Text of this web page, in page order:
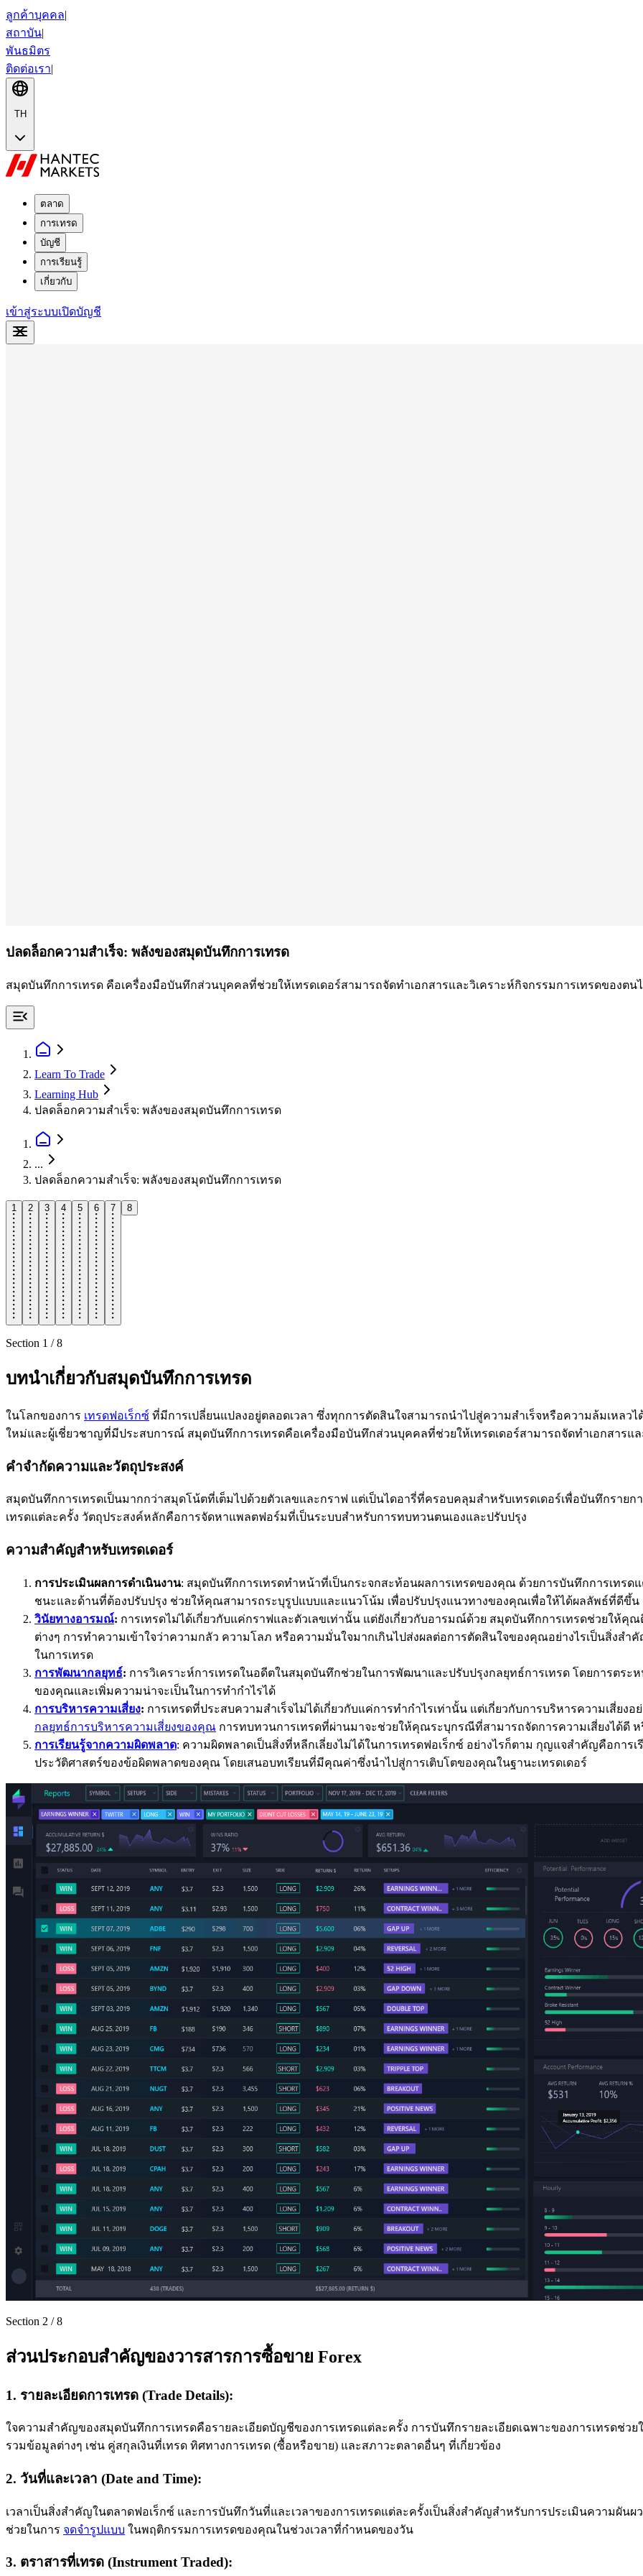
ลูกค้าบุคคล|
สถาบัน|
พันธมิตร
ติดต่อเรา|
TH
ตลาด
การเทรด
บัญชี
การเรียนรู้
เกี่ยวกับ
เข้าสู่ระบบเปิดบัญชี
ปลดล็อกความสำเร็จ: พลังของสมุดบันทึกการเทรด
สมุดบันทึกการเทรด คือเครื่องมือบันทึกส่วนบุคคลที่ช่วยให้เทรดเดอร์สามารถจัดทำเอกสารและวิเคราะห์กิจกรรมการเทรดของตน
Learn To Trade
Learning Hub
ปลดล็อกความสำเร็จ: พลังของสมุดบันทึกการเทรด
...
ปลดล็อกความสำเร็จ: พลังของสมุดบันทึกการเทรด
1 2 3 4 5 6 7 8
Section 1 /8
บทนำเกี่ยวกับสมุดบันทึกการเทรด
ในโลกของการ เทรดฟอเร็กซ์ ที่มีการเปลี่ยนแปลงอยู่ตลอดเวลา ซึ่งทุกการตัดสินใจสามารถนำไปสู่ความสำเร็จหรือความล้มเหล
ใหม่และผู้เชี่ยวชาญที่มีประสบการณ์ สมุดบันทึกการเทรดคือเครื่องมือบันทึกส่วนบุคคลที่ช่วยให้เทรดเดอร์สามารถจัดทำเอกสารแล
คำจำกัดความและวัตถุประสงค์
สมุดบันทึกการเทรดเป็นมากกว่าสมุดโน้ตที่เต็มไปด้วยตัวเลขและกราฟ แต่เป็นไดอารี่ที่ครอบคลุมสำหรับเทรดเดอร์เพื่อบันทึกราย
เทรดแต่ละครั้ง วัตถุประสงค์หลักคือการจัดหาแพลตฟอร์มที่เป็นระบบสำหรับการทบทวนตนเองและปรับปรุง
ความสำคัญสำหรับเทรดเดอร์
การประเมินผลการดำเนินงาน: สมุดบันทึกการเทรดทำหน้าที่เป็นกระจกสะท้อนผลการเทรดของคุณ ด้วยการบันทึกการเทร
ชนะและด้านที่ต้องปรับปรุง ช่วยให้คุณสามารถระบุรูปแบบและแนวโน้ม เพื่อปรับปรุงแนวทางของคุณเพื่อให้ได้ผลลัพธ์ที่ดีขึ้น
วินัยทางอารมณ์: การเทรดไม่ได้เกี่ยวกับแค่กราฟและตัวเลขเท่านั้น แต่ยังเกี่ยวกับอารมณ์ด้วย สมุดบันทึกการเทรดช่วยใ
ต่างๆ การทำความเข้าใจว่าความกลัว ความโลภ หรือความมั่นใจมากเกินไปส่งผลต่อการตัดสินใจของคุณอย่างไรเป็นสิ่งส
ในการเทรด
การพัฒนากลยุทธ์: การวิเคราะห์การเทรดในอดีตในสมุดบันทึกช่วยในการพัฒนาและปรับปรุงกลยุทธ์การเทรด โดยการตร
ของคุณและเพิ่มความน่าจะเป็นในการทำกำไรได้
การบริหารความเสี่ยง: การเทรดที่ประสบความสำเร็จไม่ได้เกี่ยวกับแค่การทำกำไรเท่านั้น แต่เกี่ยวกับการบริหารความเสี่ย
กลยุทธ์การบริหารความเสี่ยงของคุณ การทบทวนการเทรดที่ผ่านมาจะช่วยให้คุณระบุกรณีที่สามารถจัดการความเสี่ยงได้ดี
การเรียนรู้จากความผิดพลาด: ความผิดพลาดเป็นสิ่งที่หลีกเลี่ยงไม่ได้ในการเทรดฟอเร็กซ์ อย่างไรก็ตาม กุญแจสำคัญคือการ
ประวัติศาสตร์ของข้อผิดพลาดของคุณ โดยเสนอบทเรียนที่มีคุณค่าซึ่งนำไปสู่การเติบโตของคุณในฐานะเทรดเดอร์
Section 2 /8
ส่วนประกอบสำคัญของวารสารการซื้อขาย Forex
1. รายละเอียดการเทรด (Trade Details):
ใจความสำคัญของสมุดบันทึกการเทรดคือรายละเอียดบัญชีของการเทรดแต่ละครั้ง การบันทึกรายละเอียดเฉพาะของการเทรดช่ว
รวมข้อมูลต่างๆ เช่น คู่สกุลเงินที่เทรด ทิศทางการเทรด (ซื้อหรือขาย) และสภาวะตลาดอื่นๆ ที่เกี่ยวข้อง
2. วันที่และเวลา (Date and Time):
เวลาเป็นสิ่งสำคัญในตลาดฟอเร็กซ์ และการบันทึกวันที่และเวลาของการเทรดแต่ละครั้งเป็นสิ่งสำคัญสำหรับการประเมินความผัน
ช่วยในการ จดจำรูปแบบ ในพฤติกรรมการเทรดของคุณในช่วงเวลาที่กำหนดของวัน
3. ตราสารที่เทรด (Instrument Traded):